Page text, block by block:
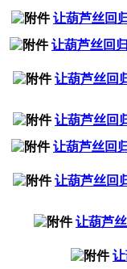
让葫芦丝回
让葫芦丝回
让葫芦丝回
让葫芦丝回
让葫芦丝回
让葫芦丝回
让葫芦